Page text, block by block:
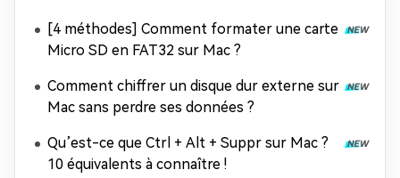
[4 méthodes] Comment formater une carte
Micro SD en FAT32 sur Mac ?
Comment chiffrer un disque dur externe sur
Mac sans perdre ses données ?
Qu’est-ce que Ctrl + Alt + Suppr sur Mac ?
10 équivalents à connaître !